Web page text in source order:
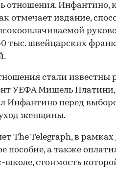
отношения. Инфантино,
отмечает издание,
тыс. швейцарских
стали известны
УЕФА Мишель Платини,
Инфантино перед
женщины.
The Telegraph, в
пособие, а также
школе, стоимость